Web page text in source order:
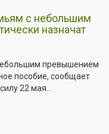
с небольшим
назначат
превышением
пособие, сообщает
22 мая...